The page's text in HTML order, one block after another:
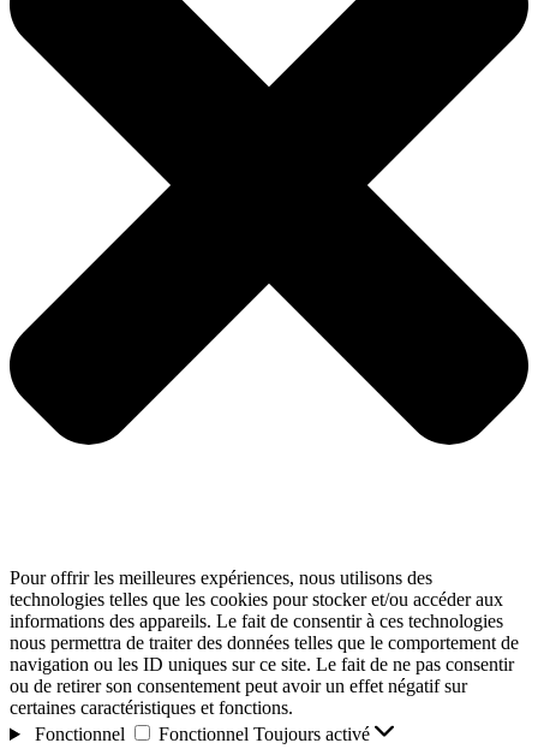
Pour offrir les meilleures expériences, nous utilisons des
technologies telles que les cookies pour stocker et/ou accéder aux
informations des appareils. Le fait de consentir à ces technologies
nous permettra de traiter des données telles que le comportement de
navigation ou les ID uniques sur ce site. Le fait de ne pas consentir
ou de retirer son consentement peut avoir un effet négatif sur
certaines caractéristiques et fonctions.
Fonctionnel
Fonctionnel Toujours activé